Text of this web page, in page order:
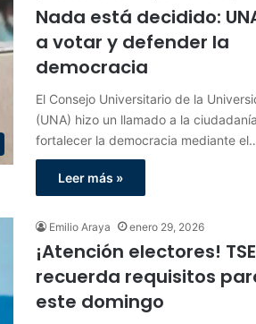
Nada está decidido:
a votar y defender la
democracia
El Consejo Universitario de la
(UNA) hizo un llamado a la
fortalecer la democracia mediante
Leer más »
Emilio Araya enero 29, 2026
¡Atención electores! TSE
recuerda requisitos
este domingo